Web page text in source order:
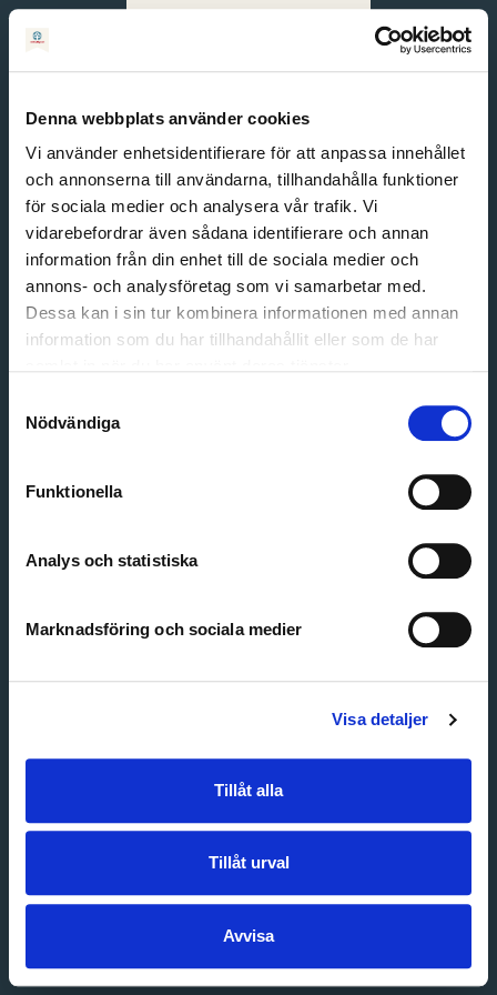
Denna webbplats använder cookies
Vi använder enhetsidentifierare för att anpassa innehållet
och annonserna till användarna, tillhandahålla funktioner
för sociala medier och analysera vår trafik. Vi
vidarebefordrar även sådana identifierare och annan
information från din enhet till de sociala medier och
annons- och analysföretag som vi samarbetar med.
Dessa kan i sin tur kombinera informationen med annan
information som du har tillhandahållit eller som de har
Nödvändiga
Funktionella
Analys och statistiska
Marknadsföring och sociala medier
Visa detaljer
Tillåt alla
Tillåt urval
Avvisa
English
Svenska
Email address
Customer service